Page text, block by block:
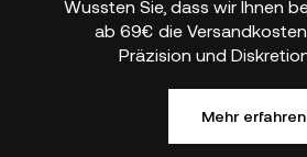
Wussten Sie, dass wir Ihnen
ab 69€ die
Präzision und
Mehr erfahren